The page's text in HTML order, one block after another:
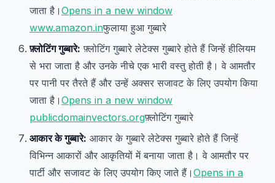
जाता है। Opens in a new window
www.amazon.inफुलाया हुआ गुब्बारे
फ़्लोटिंग गुब्बारे: फ़्लोटिंग गुब्बारे लेटेक्स गुब्बारे होते हैं जिन्हें हीलियम
से भरा जाता है और उनके नीचे एक भारी वस्तु होती है। वे आमतौर
पर पानी पर तैरते हैं और उन्हें अक्सर सजावट के लिए उपयोग किया
जाता है। Opens in a new window
publicdomainvectors.orgफ़्लोटिंग गुब्बारे
आकार के गुब्बारे: आकार के गुब्बारे लेटेक्स गुब्बारे होते हैं जिन्हें
विभिन्न आकारों और आकृतियों में बनाया जाता है। वे आमतौर पर
पार्टी और सजावट के लिए उपयोग किए जाते हैं। Opens in a